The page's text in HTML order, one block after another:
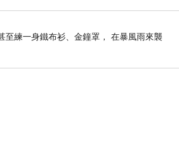
至練一身鐵布衫、金鐘罩， 在暴風雨來襲